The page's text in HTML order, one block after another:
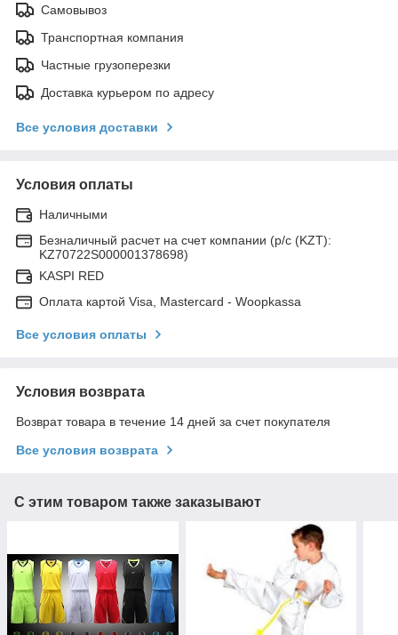
Самовывоз
Транспортная компания
Частные грузоперезки
Доставка курьером по адресу
Все условия доставки
Условия оплаты
Наличными
Безналичный расчет на счет компании (р/с (KZT):
KZ70722S000001378698)
KASPI RED
Оплата картой Visa, Mastercard - Woopkassa
Все условия оплаты
Условия возврата
Возврат товара в течение 14 дней за счет покупателя
Все условия возврата
С этим товаром также заказывают